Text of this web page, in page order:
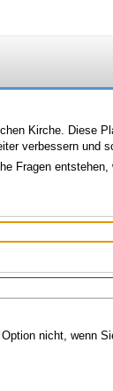
Kirche. Diese
verbessern und
Fragen
nicht, wenn